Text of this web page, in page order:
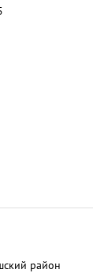
район